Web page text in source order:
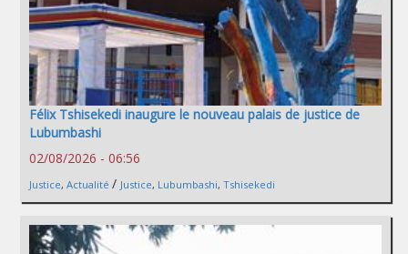
Félix Tshisekedi inaugure le nouveau palais de justice de
Lubumbashi
02/08/2026 - 06:56
Justice, Actualité / Justice, Lubumbashi, Tshisekedi